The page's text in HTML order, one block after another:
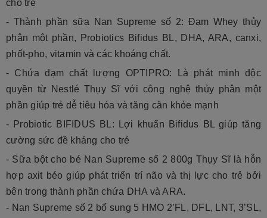
cho trẻ
- Thành phần sữa Nan Supreme số 2: Đạm Whey thủy
phân một phần, Probiotics Bifidus BL, DHA, ARA, canxi,
phốt-pho, vitamin và các khoáng chất.
- Chứa đạm chất lượng OPTIPRO: Là phát minh độc
quyền từ Nestlé Thụy Sĩ với công nghệ thủy phân một
phần giúp trẻ dễ tiêu hóa và tăng cân khỏe mạnh
- Probiotic BIFIDUS BL: Lợi khuẩn Bifidus BL giúp tăng
cường sức đề kháng cho trẻ
- Sữa bột cho bé Nan Supreme số 2 800g Thụy Sĩ là hỗn
hợp axit béo giúp phát triển trí não và thị lực cho trẻ bởi
bên trong thành phần chứa DHA và ARA.
- Nan Supreme số 2 bổ sung 5 HMO 2’FL, DFL, LNT, 3’SL,